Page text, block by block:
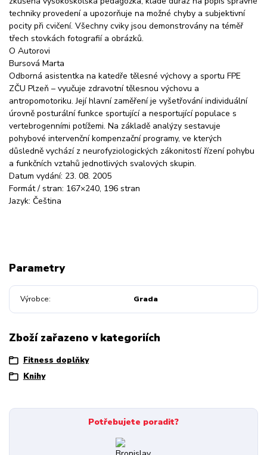
techniky provedení a upozorňuje na možné chyby a subjektivní
pocity při cvičení. Všechny cviky jsou demonstrovány na téměř
třech stovkách fotografií a obrázků.
O Autorovi
Bursová Marta
Odborná asistentka na katedře tělesné výchovy a sportu FPE
ZČU Plzeň – vyučuje zdravotní tělesnou výchovu a
antropomotoriku. Její hlavní zaměření je vyšetřování individuální
úrovně posturální funkce sportující a nesportující populace s
vertebrogenními potížemi. Na základě analýzy sestavuje
pohybové intervenční kompenzační programy, ve kterých
důsledně vychází z neurofyziologických zákonitostí řízení pohybu
a funkčních vztahů jednotlivých svalových skupin.
Datum vydání: 23. 08. 2005
Formát / stran: 167×240, 196 stran
Jazyk: Čeština
Parametry
Výrobce Grada
Zboží zařazeno v kategoriích
Fitness doplňky
Knihy
Potřebujete poradit?